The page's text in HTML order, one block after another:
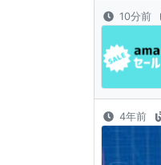
10分前
4年前